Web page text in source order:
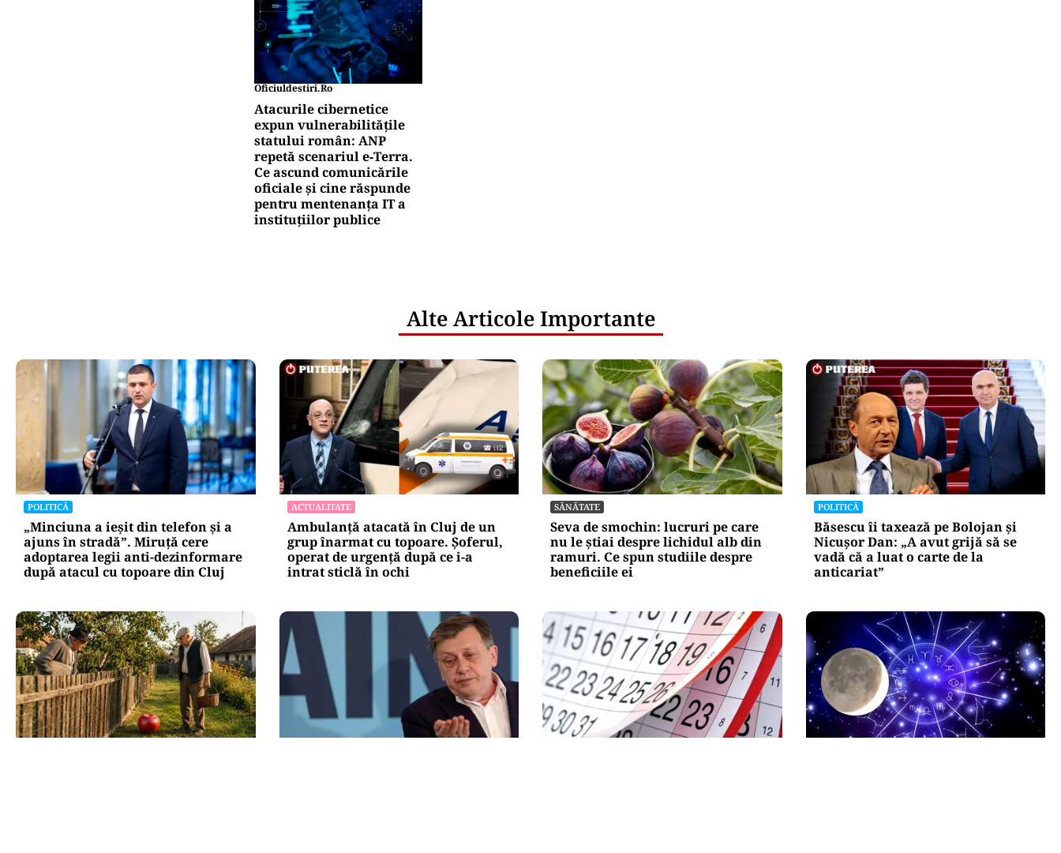
Oficiuldestiri.ro
Atacurile cibernetice
expun vulnerabilitățile
statului român: ANP
repetă scenariul e‑Terra.
Ce ascund comunicările
oficiale și cine răspunde
pentru mentenanța IT a
instituțiilor publice
Alte Articole Importante
POLITICĂ
„Minciuna a ieșit din telefon și a
ajuns în stradă”. Miruță cere
adoptarea legii anti-dezinformare
după atacul cu topoare din Cluj
ACTUALITATE
Ambulanță atacată în Cluj de un
grup înarmat cu topoare. Șoferul,
operat de urgență după ce i-a
intrat sticlă în ochi
SĂNĂTATE
Seva de smochin: lucruri pe care
nu le știai despre lichidul alb din
ramuri. Ce spun studiile despre
beneficiile ei
POLITICĂ
Băsescu îi taxează pe Bolojan și
Nicușor Dan: „A avut grijă să se
vadă că a luat o carte de la
anticariat”